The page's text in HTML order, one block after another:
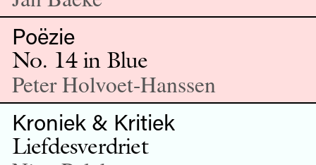
Poëzie
No. 14 in Blue
Peter Holvoet-Hanssen
Kroniek & Kritiek
Liefdesverdriet